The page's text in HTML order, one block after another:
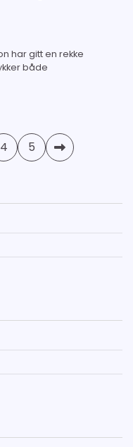
har gitt en rekke
både
4 5